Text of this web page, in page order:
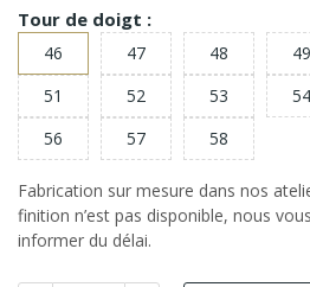
Tour de doigt :
46 47 48 49
51
52 53 54
56
57 58
Fabrication sur mesure dans nos
finition n’est pas disponible, nous
informer du délai.